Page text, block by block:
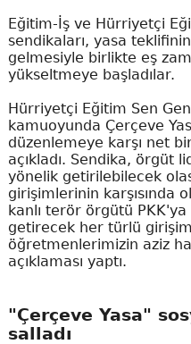
Eğitim-İş ve Hürriyetçi
sendikaları, yasa
gelmesiyle birlikte eş
yükseltmeye başladılar.
Hürriyetçi Eğitim Sen
kamuoyunda Çerçeve
düzenlemeye karşı net
açıkladı. Sendika, örgüt
yönelik getirilebilecek
girişimlerinin karşısında
kanlı terör örgütü
getirecek her türlü
öğretmenlerimizin aziz
açıklaması yaptı.
"Çerçeve Yasa"
salladı